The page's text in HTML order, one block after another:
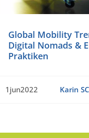
Global Mobility
Digital Nomads &
Praktiken
1jun2022 Karin